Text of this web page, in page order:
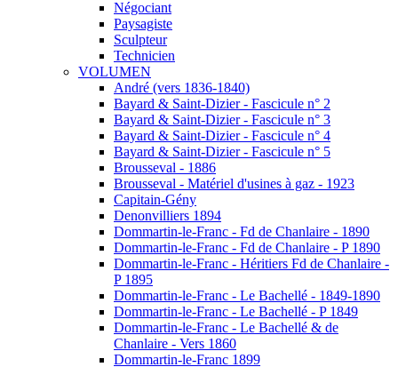
Négociant
Paysagiste
Sculpteur
Technicien
VOLUMEN
André (vers 1836-1840)
Bayard & Saint-Dizier - Fascicule n° 2
Bayard & Saint-Dizier - Fascicule n° 3
Bayard & Saint-Dizier - Fascicule n° 4
Bayard & Saint-Dizier - Fascicule n° 5
Brousseval - 1886
Brousseval - Matériel d'usines à gaz - 1923
Capitain-Gény
Denonvilliers 1894
Dommartin-le-Franc - Fd de Chanlaire - 1890
Dommartin-le-Franc - Fd de Chanlaire - P 1890
Dommartin-le-Franc - Héritiers Fd de Chanlaire -
P 1895
Dommartin-le-Franc - Le Bachellé - 1849-1890
Dommartin-le-Franc - Le Bachellé - P 1849
Dommartin-le-Franc - Le Bachellé & de
Chanlaire - Vers 1860
Dommartin-le-Franc 1899